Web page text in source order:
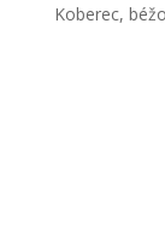
Koberec,